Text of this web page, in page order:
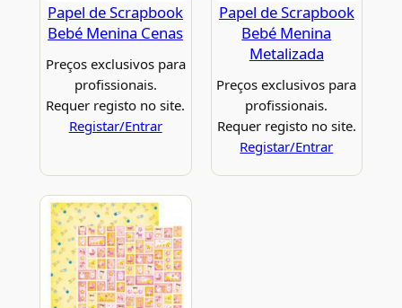
Papel de Scrapbook
Bebé Menina Cenas
Preços exclusivos para
profissionais.
Requer registo no site.
Registar/Entrar
Papel de Scrapbook
Bebé Menina
Metalizada
Preços exclusivos para
profissionais.
Requer registo no site.
Registar/Entrar